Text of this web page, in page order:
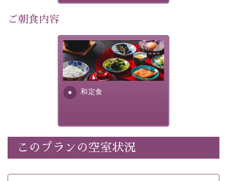
・環境に配慮したアメニティをご用意
・館内フリーWi-Fi
・チェックイン15時、チェックアウト10時
・朝夕個室料亭で個室食
・夕食は地産地消の創作和会席 美湖膳（二十四節気と
・朝食はこだわりの味噌汁をはじめとした和定食
【温泉】
自家源泉「美翠源泉」は酸化の進みが遅く新鮮で若返り
の効果が高い、極めて希有な源泉です。身も心も癒され
ご朝食内容
和定食
さっぱりとした和食膳に使わ
れる食材は、諏訪の名産品を
ふんだんに取り入れ、安心・
安全を心掛けた長野県産...
このプランの空室状況